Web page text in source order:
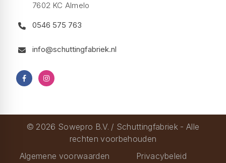
7602 KC Almelo
0546 575 763
info@schuttingfabriek.nl
© 2026 Sowepro B.V. / Schuttingfabriek - Alle
rechten voorbehouden
Algemene voorwaarden
Privacybeleid